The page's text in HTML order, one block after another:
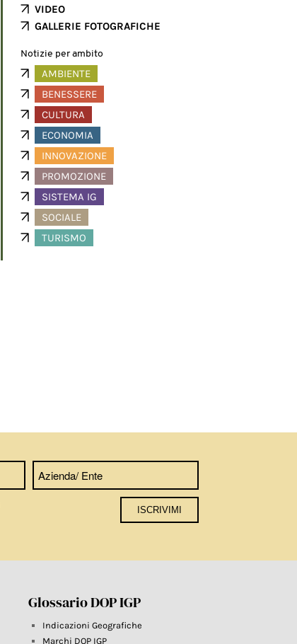
VIDEO
GALLERIE FOTOGRAFICHE
Notizie per ambito
AMBIENTE
BENESSERE
CULTURA
ECONOMIA
INNOVAZIONE
PROMOZIONE
SISTEMA IG
SOCIALE
TURISMO
Glossario DOP IGP
Indicazioni Geografiche
Marchi DOP IGP